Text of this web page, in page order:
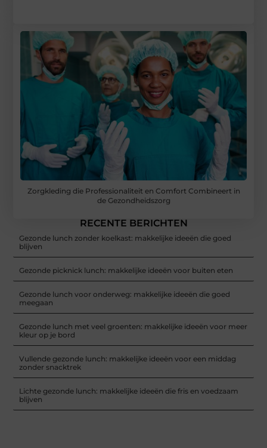
Zorgkleding die Professionaliteit en Comfort Combineert in
de Gezondheidszorg
RECENTE BERICHTEN
Gezonde lunch zonder koelkast: makkelijke ideeën die goed
blijven
Gezonde picknick lunch: makkelijke ideeën voor buiten eten
Gezonde lunch voor onderweg: makkelijke ideeën die goed
meegaan
Gezonde lunch met veel groenten: makkelijke ideeën voor meer
kleur op je bord
Vullende gezonde lunch: makkelijke ideeën voor een middag
zonder snacktrek
Lichte gezonde lunch: makkelijke ideeën die fris en voedzaam
blijven